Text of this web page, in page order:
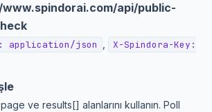
api/public-
application/json
X-Spindora-Key:
ve results[] alanlarını kullanın. Poll